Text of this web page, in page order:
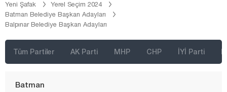
Yeni Şafak
Yerel Seçim 2024
Batman Belediye Başkan Adayları
Balpınar Belediye Başkan Adayları
Tüm Partiler AK Parti MHP CHP İYİ Parti
Artvin
Aydın
Bartın
Batman